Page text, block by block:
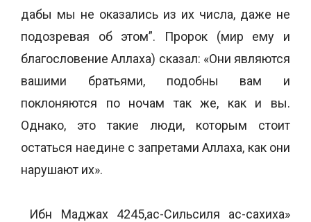
дабы мы не оказались из их числа, даже не
подозревая об этом”. Пророк (мир ему и
благословение Аллаха) сказал: «Они являются
вашими братьями, подобны вам и
поклоняются по ночам так же, как и вы.
Однако, это такие люди, которым стоит
остаться наедине с запретами Аллаха, как они
нарушают их».
Ибн Маджах 4245,ас-Сильсиля ас-сахиха»